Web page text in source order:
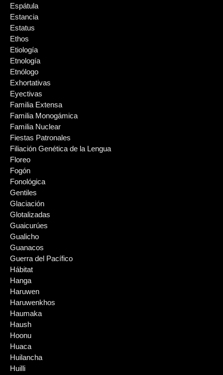
Espátula
Estancia
Estatus
Ethos
Etiología
Etnología
Etnólogo
Exhortativas
Eyectivas
Familia Extensa
Familia Monogámica
Familia Nuclear
Fiestas Patronales
Filiación Genética de la Lengua
Floreo
Fogón
Fonológica
Gentiles
Glaciación
Glotalizadas
Guaicurúes
Gualicho
Guanacos
Guerra del Pacífico
Hábitat
Hanga
Haruwen
Haruwenkhos
Haumaka
Haush
Hoonu
Huaca
Huilancha
Huilli